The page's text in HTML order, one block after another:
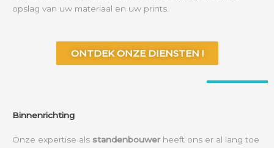
opslag van uw materiaal en uw prints.
ONTDEK ONZE DIENSTEN !
Binnenrichting
Onze expertise als standenbouwer heeft ons er al lang toe